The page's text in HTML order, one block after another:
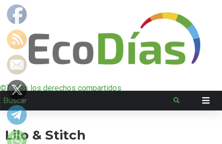
©Todos los derechos compartidos
Lilo & Stitch